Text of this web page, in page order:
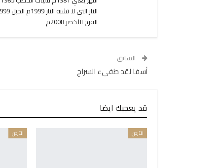
الفرح الأخضر 2008م
السابق
أسفا لقد طفىء السراج
قد يعجبك ايضا
الأردن الأردن